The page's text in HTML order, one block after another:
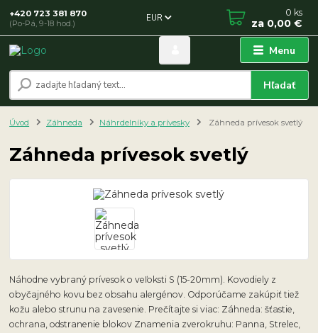
Menu
EUR
Hľadať
+420 723 381 870
(Po-Pá, 9-18 hod.)
0 ks
za 0,00 €
Úvod Záhneda Náhrdelníky a prívesky Záhneda prívesok svetlý
Záhneda prívesok svetlý
Náhodne vybraný prívesok o veľoksti S (15-20mm). Kovodiely z
obyčajného kovu bez obsahu alergénov. Odporúčame zakúpiť tiež
kožu alebo strunu na zavesenie. Prečítajte si viac: Záhneda: šťastie,
ochrana, odstranenie blokov Znamenia zverokruhu: Panna, Strelec,